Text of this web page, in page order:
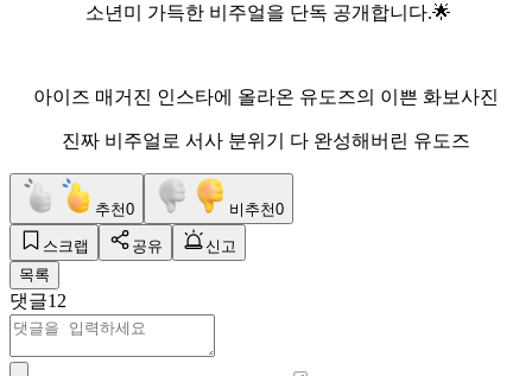
소년미 가득한 비주얼을 단독 공개합니다.🌟
아이즈 매거진 인스타에 올라온 유도즈의 이쁜 화보사진
진짜 비주얼로 서사 분위기 다 완성해버린 유도즈
추천0 비추천0
스크랩 공유
신고
목록
댓글12